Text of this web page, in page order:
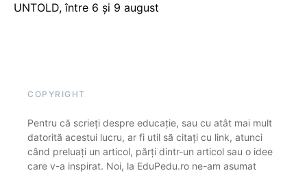
UNTOLD, între 6 și 9 august
COPYRIGHT
Pentru că scrieți despre educație, sau cu atât mai mult
datorită acestui lucru, ar fi util să citați cu link, atunci
când preluați un articol, părți dintr-un articol sau o idee
care v-a inspirat. Noi, la EduPedu.ro ne-am asumat